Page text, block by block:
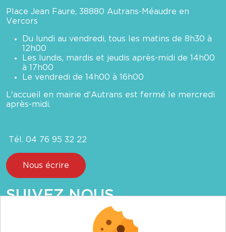
Place Jean Faure, 38880 Autrans-Méaudre en
Vercors
Du lundi au vendredi, tous les matins de 8h30 à
12h00
Les lundis, mardis et jeudis après-midi de 14h00
à 17h00
Le vendredi de 14h00 à 16h00
L'accueil en mairie d'Autrans est fermé le mercredi
après-midi.
Tél. 04 76 95 32 22
Nous écrire
SUIVEZ NOUS